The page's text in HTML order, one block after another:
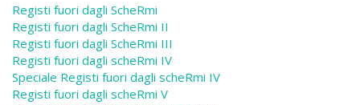
Registi fuori dagli ScheRmi
Registi fuori dagli ScheRmi II
Registi fuori dagli ScheRmi III
Registi fuori dagli scheRmi IV
Speciale Registi fuori dagli scheRmi IV
Registi fuori dagli scheRmi V